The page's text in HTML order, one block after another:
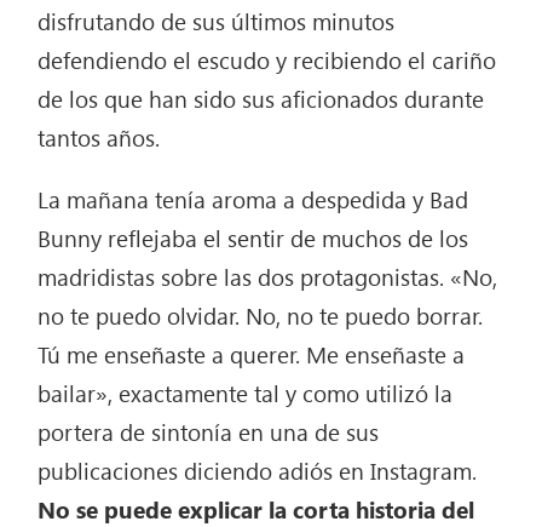
disfrutando de sus últimos minutos
defendiendo el escudo y recibiendo el cariño
de los que han sido sus aficionados durante
tantos años.
La mañana tenía aroma a despedida y Bad
Bunny reflejaba el sentir de muchos de los
madridistas sobre las dos protagonistas. «No,
no te puedo olvidar. No, no te puedo borrar.
Tú me enseñaste a querer. Me enseñaste a
bailar», exactamente tal y como utilizó la
portera de sintonía en una de sus
publicaciones diciendo adiós en Instagram.
No se puede explicar la corta historia del